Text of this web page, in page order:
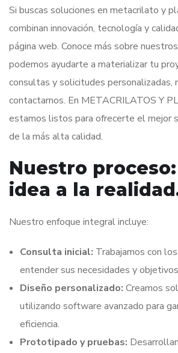
Si buscas soluciones en metacrilato y
combinan innovación, tecnología y
página web. Conoce más sobre
podemos ayudarte a materializar tu
consultas y solicitudes personalizadas,
contactarnos. En METACRILATOS Y
estamos listos para ofrecerte el mejor
de la más alta calidad.
Nuestro
idea a la
Nuestro enfoque integral incluye:
Consulta inicial: Trabajamos con
entender sus necesidades y
Diseño personalizado: Creamos
utilizando software avanzado para
eficiencia.
Prototipado y pruebas: